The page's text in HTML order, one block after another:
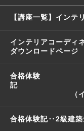
【講座一覧】インテ
インテリアコーデ
ダウンロードページ
合格体験
（インテリア
合格体験記‥2級建築